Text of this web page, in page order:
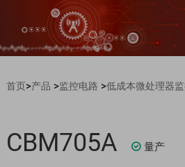
首页>产品 >监控电路 >低成本微处理器
CBM705A 量产